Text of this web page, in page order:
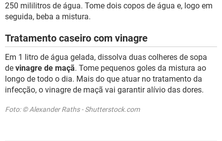
250 mililitros de água. Tome dois copos de água e, logo em
seguida, beba a mistura.
Tratamento caseiro com vinagre
Em 1 litro de água gelada, dissolva duas colheres de sopa
de vinagre de maçã. Tome pequenos goles da mistura ao
longo de todo o dia. Mais do que atuar no tratamento da
infecção, o vinagre de maçã vai garantir alívio das dores.
Foto: © Alexander Raths - Shutterstock.com